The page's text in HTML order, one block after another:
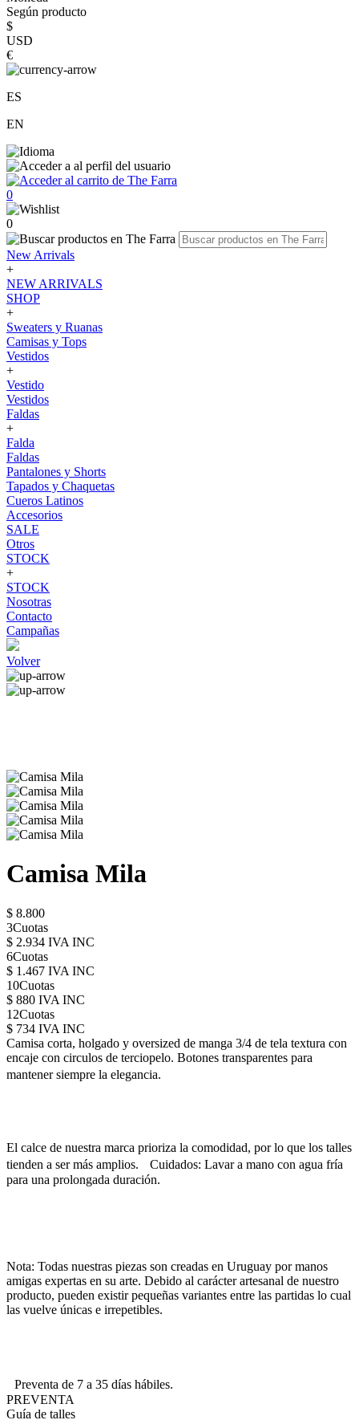
Según producto
$
USD
€
ES
EN
0
0
New Arrivals
+
NEW ARRIVALS
SHOP
+
Sweaters y Ruanas
Camisas y Tops
Vestidos
+
Vestido
Vestidos
Faldas
+
Falda
Faldas
Pantalones y Shorts
Tapados y Chaquetas
Cueros Latinos
Accesorios
SALE
Otros
STOCK
+
STOCK
Nosotras
Contacto
Campañas
Volver
Camisa Mila
$ 8.800
3Cuotas
$ 2.934 IVA INC
6Cuotas
$ 1.467 IVA INC
10Cuotas
$ 880 IVA INC
12Cuotas
$ 734 IVA INC
Camisa corta, holgado y oversized de manga 3/4 de tela textura con
encaje con circulos de terciopelo. Botones transparentes para
mantener siempre la elegancia.
El calce de nuestra marca prioriza la comodidad, por lo que los talles
tienden a ser más amplios. Cuidados: Lavar a mano con agua fría
para una prolongada duración.
Nota: Todas nuestras piezas son creadas en Uruguay por manos
amigas expertas en su arte. Debido al carácter artesanal de nuestro
producto, pueden existir pequeñas variantes entre las partidas lo cual
las vuelve únicas e irrepetibles.
Preventa de 7 a 35 días hábiles.
PREVENTA
Guía de talles